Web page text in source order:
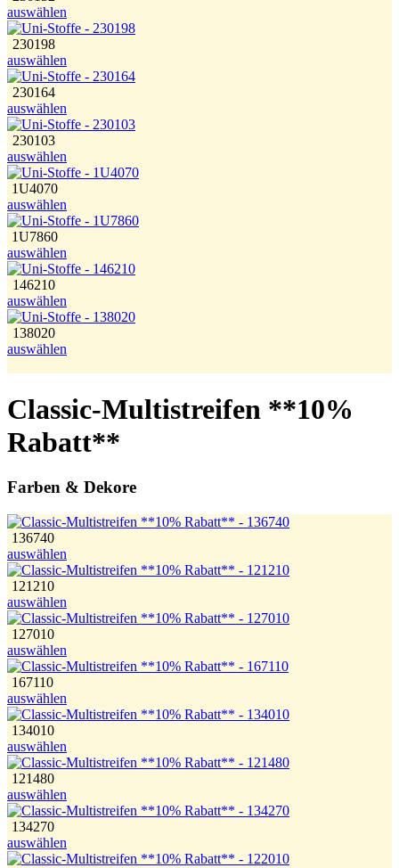
auswählen
230198
auswählen
230164
auswählen
230103
auswählen
1U4070
auswählen
1U7860
auswählen
146210
auswählen
138020
auswählen
Classic-Multistreifen **10%
Rabatt**
Farben & Dekore
136740
auswählen
121210
auswählen
127010
auswählen
167110
auswählen
134010
auswählen
121480
auswählen
134270
auswählen